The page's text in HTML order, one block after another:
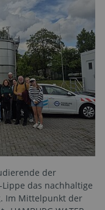
der
das nachhaltige
Im Mittelpunkt der